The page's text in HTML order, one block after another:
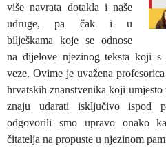
više navrata dotakla i naše
udruge, pa čak i u
bilješkama koje se odnose
na dijelove njezinog teksta koji s
veze. Ovime je uvažena
hrvatskih znanstvenika koji umjesto
znaju udarati isključivo ispod
odgovorili smo upravo onako
čitatelja na propuste u njezinom